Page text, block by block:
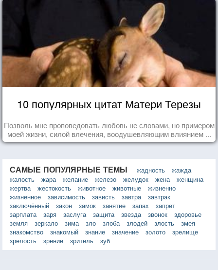
10 популярных цитат Матери Терезы
Позволь мне проповедовать любовь не словами, но примером
моей жизни, силой влечения, воодушевляющим влиянием ...
САМЫЕ ПОПУЛЯРНЫЕ ТЕМЫ жадность
жажда
жалость
жара желание железо желудок жена
женщина
жертва
жестокость животное животные
жизненно
жизненное
зависимость зависть завтра
завтрак
заключённый
закон замок занятие запах
запрет
зарплата
заря заслуга защита звезда звонок
здоровье
земля
зеркало зима зло злоба злодей злость
змея
знакомство
знакомый знание значение золото
зрелище
зрелость
зрение зритель зуб